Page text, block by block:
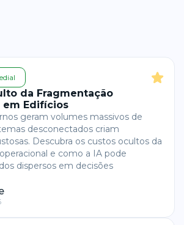
da Fragmentação
em Edifícios
geram volumes massivos de
desconectados criam
Descubra os custos ocultos da
e como a IA pode
dispersos em decisões